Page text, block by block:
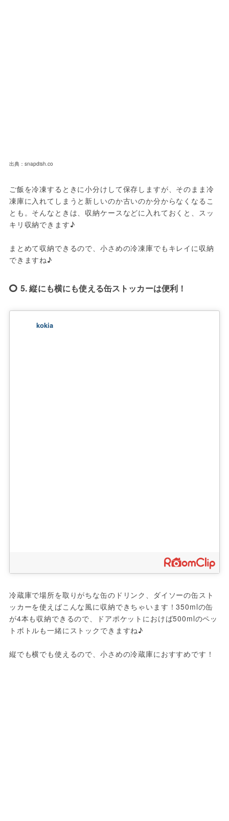
出典：snapdish.co
ご飯を冷凍するときに小分けして保存しますが、そのまま冷
凍庫に入れてしまうと新しいのか古いのか分からなくなるこ
とも。そんなときは、収納ケースなどに入れておくと、スッ
キリ収納できます♪
まとめて収納できるので、小さめの冷凍庫でもキレイに収納
できますね♪
5. 縦にも横にも使える缶ストッカーは便利！
kokia
冷蔵庫で場所を取りがちな缶のドリンク、ダイソーの缶スト
ッカーを使えばこんな風に収納できちゃいます！350mlの缶
が4本も収納できるので、ドアポケットにおけば500mlのペッ
トボトルも一緒にストックできますね♪
縦でも横でも使えるので、小さめの冷蔵庫におすすめです！